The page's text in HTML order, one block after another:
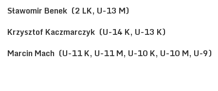
Sławomir Benek (2 LK, U-13 M)
Krzysztof Kaczmarczyk (U-14 K, U-13 K)
Marcin Mach (U-11 K, U-11 M, U-10 K, U-10 M, U-9)